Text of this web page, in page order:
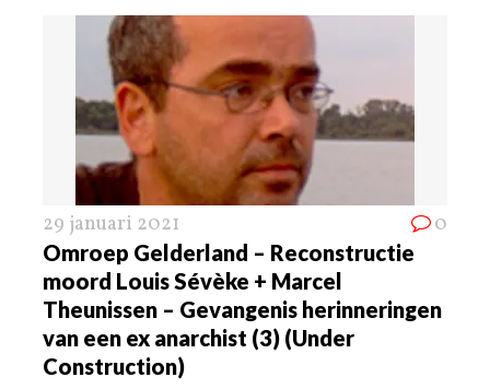
29 januari 2021 0
Omroep Gelderland – Reconstructie
moord Louis Sévèke + Marcel
Theunissen – Gevangenis herinneringen
van een ex anarchist (3) (Under
Construction)